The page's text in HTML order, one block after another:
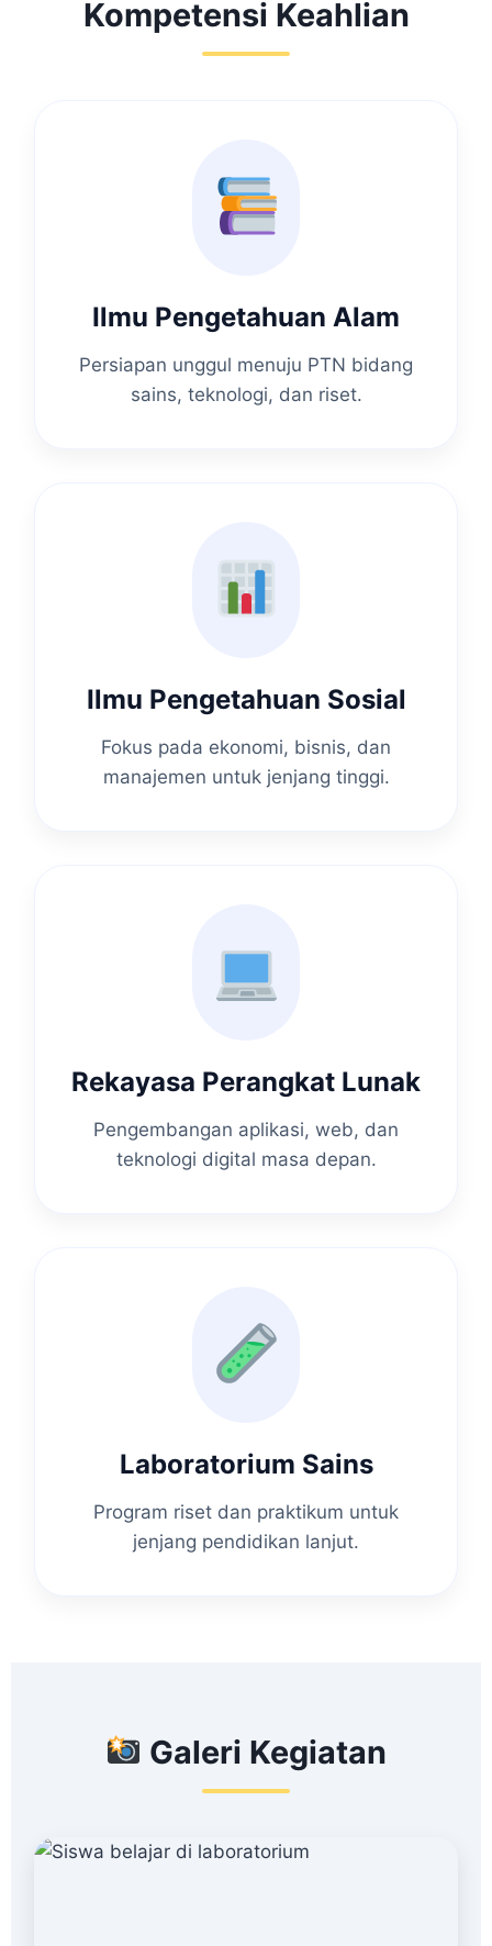
Kompetensi Keahlian
Ilmu Pengetahuan Alam
Persiapan unggul menuju PTN bidang
sains, teknologi, dan riset.
Ilmu Pengetahuan Sosial
Fokus pada ekonomi, bisnis, dan
manajemen untuk jenjang tinggi.
Rekayasa Perangkat Lunak
Pengembangan aplikasi, web, dan
teknologi digital masa depan.
Laboratorium Sains
Program riset dan praktikum untuk
jenjang pendidikan lanjut.
Galeri Kegiatan